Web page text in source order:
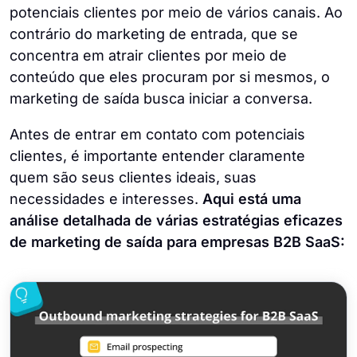
potenciais clientes por meio de vários canais. Ao
contrário do marketing de entrada, que se
concentra em atrair clientes por meio de
conteúdo que eles procuram por si mesmos, o
marketing de saída busca iniciar a conversa.
Antes de entrar em contato com potenciais
clientes, é importante entender claramente
quem são seus clientes ideais, suas
necessidades e interesses. Aqui está uma
análise detalhada de várias estratégias eficazes
de marketing de saída para empresas B2B SaaS: